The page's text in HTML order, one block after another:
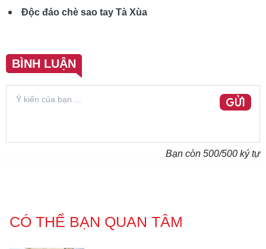
Độc đáo chè sao tay Tà Xùa
BÌNH LUẬN
GỬI
Bạn còn 500/500 ký tự
CÓ THỂ BẠN QUAN TÂM